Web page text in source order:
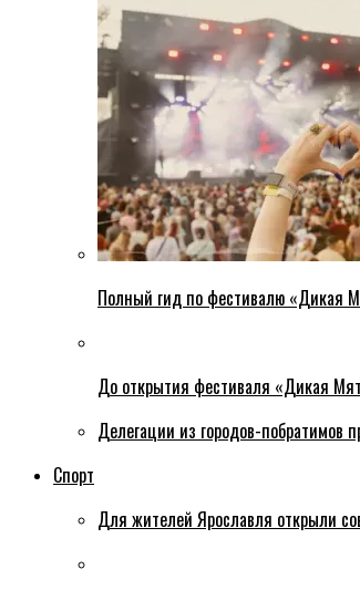
Полный гид по фестивалю «Дикая
До открытия фестиваля «Дикая
Делегации из городов-побратимов
Спорт
Для жителей Ярославля открыли